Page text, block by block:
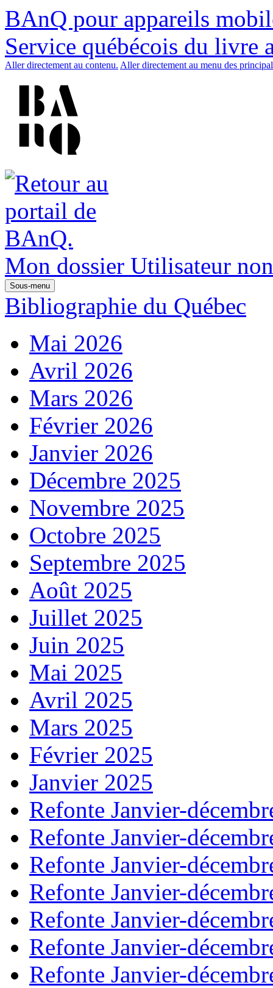
BAnQ pour appareils
Service québécois du livre
Aller directement au contenu. Aller directement au menu des
Mon dossier Utilisateur
Sous-menu
Bibliographie du Québec
Mai 2026
Avril 2026
Mars 2026
Février 2026
Janvier 2026
Décembre 2025
Novembre 2025
Octobre 2025
Septembre 2025
Août 2025
Juillet 2025
Juin 2025
Mai 2025
Avril 2025
Mars 2025
Février 2025
Janvier 2025
Refonte Janvier-
Refonte Janvier-
Refonte Janvier-
Refonte Janvier-
Refonte Janvier-
Refonte Janvier-
Refonte Janvier-